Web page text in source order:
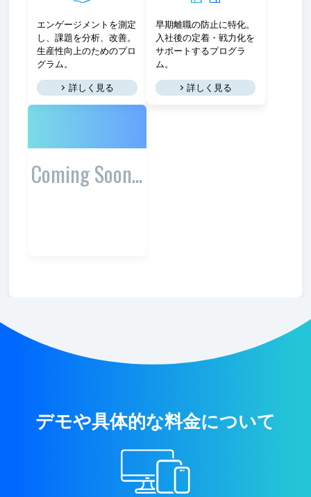
エンゲージメントを測定
し、課題を分析、改善。
生産性向上のためのプロ
グラム。
詳しく見る
早期離職の防止に特化。
入社後の定着・戦力化を
サポートするプログラ
ム。
詳しく見る
Coming Soon...
デモや具体的な料金について